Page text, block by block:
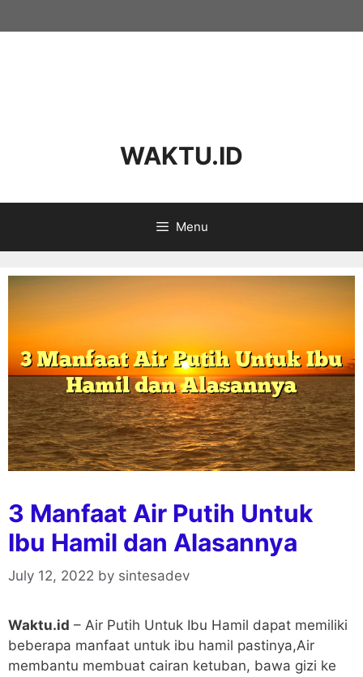
WAKTU.ID
Menu
3 Manfaat Air Putih Untuk
Ibu Hamil dan Alasannya
July 12, 2022 by sintesadev
Waktu.id – Air Putih Untuk Ibu Hamil dapat memiliki
beberapa manfaat untuk ibu hamil pastinya,Air
membantu membuat cairan ketuban, bawa gizi ke